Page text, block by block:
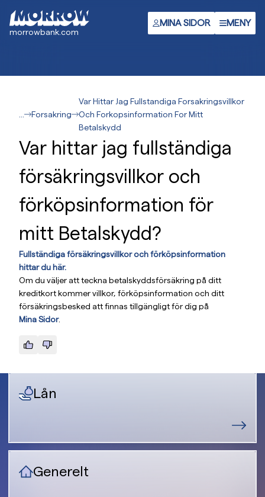
huvudinnehåll
morrowbank.com
MINA SIDOR MENY
Forsakring
Var Hittar Jag Fullstandiga Forsakringsvillkor
Och Forkopsinformation For Mitt
Betalskydd
Var hittar jag fullständiga
försäkringsvillkor och
förköpsinformation för
mitt Betalskydd?
Fullständiga försäkringsvillkor och förköpsinformation
hittar du här.
Om du väljer att teckna betalskyddsförsäkring på ditt
kreditkort kommer villkor, förköpsinformation och ditt
försäkringsbesked att finnas tillgängligt för dig på
Mina Sidor.
Lån
Generelt